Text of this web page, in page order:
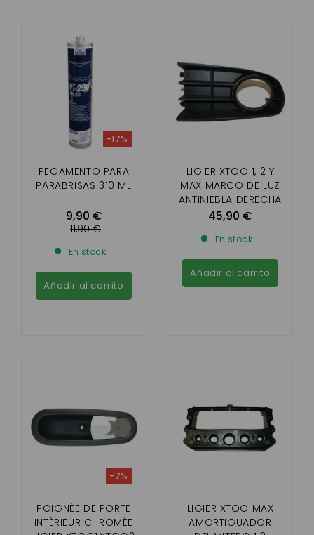
PEGAMENTO PARA
PARABRISAS 310 ML
9,90 €
-17%
11,90 €
En stock
Añadir al carrito
LIGIER XTOO 1, 2 Y
MAX MARCO DE LUZ
ANTINIEBLA DERECHA
45,90 €
En stock
Añadir al carrito
POIGNÉE DE PORTE
INTÉRIEUR CHROMÉE
-7%
LIGIER XTOO MAX
AMORTIGUADOR